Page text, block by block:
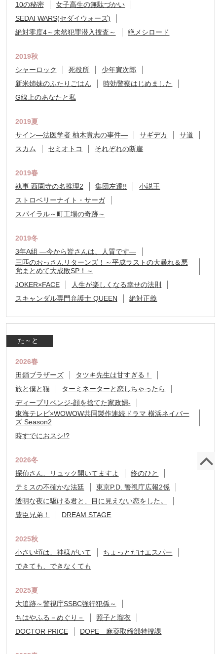
10の秘密
女子高生の無駄づかい
SEDAI WARS(セダイウォーズ)
絶対零度4～未然犯罪潜入捜査～
絶メシロード
2019秋
シャーロック
死役所
少年寅次郎
新米姉妹のふたりごはん
時効警察はじめました
G線上のあなたと私
2019夏
サイン―法医学者 柚木貴志の事件―
サギデカ
サ道
スカム
セミオトコ それぞれの断崖
2019春
執事 西園寺の名推理2
集団左遷!!
小説王
ストロベリーナイト・サーガ
スパイラル～町工場の奇跡～
2019冬
3年A組 ―今から皆さんは、人質です―
三匹のおっさんリターンズ！～平成ラストの大暴れ＆悪
党まとめて大成敗SP！～
JOKER×FACE
人生が楽しくなる幸せの法則
スキャンダル専門弁護士 QUEEN
絶対正義
た～と
2026春
田鎖ブラザーズ
タツキ先生は甘すぎる！
旅と僕と猫
ターミネーターと恋しちゃったら
ディープリベンジ-顔を捨てた家政婦-
東海テレビ×WOWOW共同製作連続ドラマ 横浜ネイバー
ズ Season2
時すでにおスシ!?
2026冬
探偵さん、リュック開いてますよ
終のひと
テミスの不確かな法廷
東京P.D. 警視庁広報2係
透明な夜に駆ける君と、目に見えない恋をした。
豊臣兄弟！
DREAM STAGE
2025秋
小さい頃は、神様がいて
ちょっとだけエスパー
できても、できなくても
2025夏
大追跡～警視庁SSBC強行犯係～
ちはやふる－めぐり－
照子と瑠衣
DOCTOR PRICE
DOPE 麻薬取締部特捜課